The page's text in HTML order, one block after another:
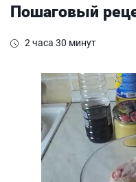
Пошаговый
2 часа 30 минут